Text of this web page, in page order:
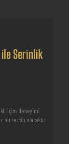
Serinlik
içim deneyimi
bir tercih olacaktır